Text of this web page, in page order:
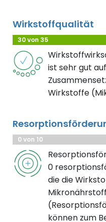
Wirkstoffqualität
30 von 35
ist sehr gut
Wirkstoffe
0 von 10
0
die die
können zum